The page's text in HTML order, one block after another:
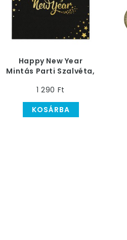
Happy New Year
Mintás Parti Szalvéta,
1 290 Ft
KOSÁRBA